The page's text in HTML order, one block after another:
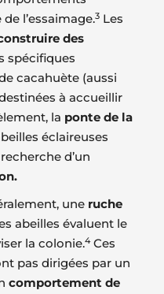
l’essaimage.3 Les
des
spécifiques
cacahuète (aussi
à accueillir
la ponte de la
éclaireuses
d’un
une ruche
abeilles évaluent le
la colonie.4Ces
pas dirigées par un
comportement de